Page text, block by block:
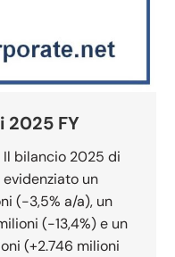
2025 FY
bilancio 2025 di
evidenziato un
(-3,5% a/a), un
(-13,4%) e un
(+2.746 milioni